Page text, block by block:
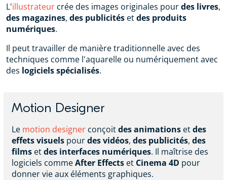
L'illustrateur crée des images originales pourdes livres,
des magazines, des publicités etdes produits
numériques.
Il peut travailler de manière traditionnelle avec des
techniques comme l'aquarelle ou numériquement avec
des logiciels spécialisés.
Motion Designer
Le motion designer conçoitdes animations etdes
effets visuels pourdes vidéos, des publicités, des
films etdes interfaces numériques. Il maîtrise des
logiciels commeAfter Effects et Cinema 4D pour
donner vie aux éléments graphiques.